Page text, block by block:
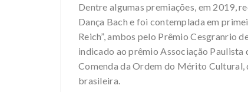
Dentre algumas premiações, em 2019,
Dança Bach e foi contemplada em
Reich”, ambos pelo Prêmio Cesgranrio
indicado ao prêmio Associação
Comenda da Ordem do Mérito
brasileira.